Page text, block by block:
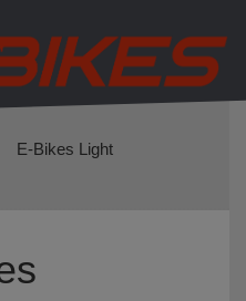
E-Bikes Light